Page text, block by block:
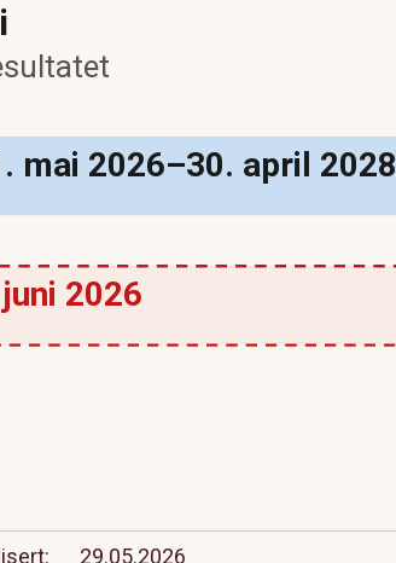
mai 2026–30. april 2028
2026
29.05.2026